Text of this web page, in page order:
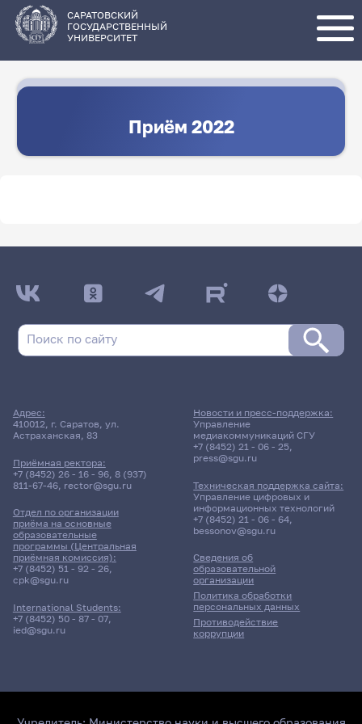
основному
содержанию
САРАТОВСКИЙ
ГОСУДАРСТВЕННЫЙ
УНИВЕРСИТЕТ
Приём 2022
Адрес:
410012, г. Саратов, ул.
Астраханская, 83
Приёмная ректора:
+7 (8452) 26 - 16 - 96, 8 (937)
811-67-46, rector@sgu.ru
Отдел по организации
приёма на основные
образовательные
программы (Центральная
приёмная комиссия):
+7 (8452) 51 - 92 - 26,
cpk@sgu.ru
International Students:
+7 (8452) 50 - 87 - 07,
ied@sgu.ru
Сведения об
образовательной
организации
Политика обработки
персональных данных
Противодействие
коррупции
Новости и пресс-поддержка:
Управление
медиакоммуникаций СГУ
+7 (8452) 21 - 06 - 25,
press@sgu.ru
Техническая поддержка сайта:
Управление цифровых и
информационных технологий
+7 (8452) 21 - 06 - 64,
bessonov@sgu.ru